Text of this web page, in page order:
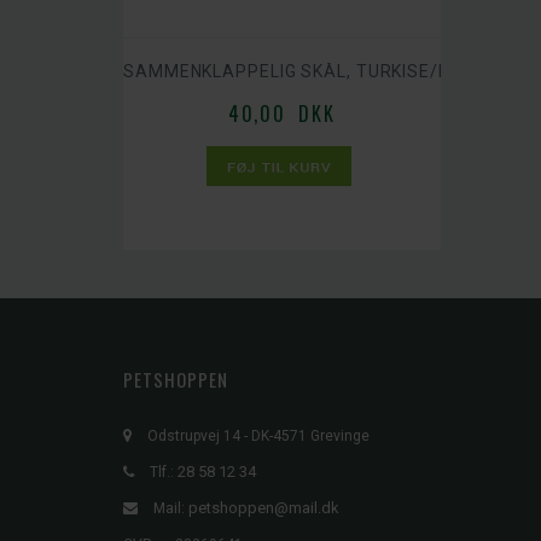
SAMMENKLAPPELIG SKÅL, TURKISE/BLÅ 550 ML
40,00 DKK
PETSHOPPEN
Odstrupvej 14 - DK-4571 Grevinge
Tlf.: 28 58 12 34
Mail: petshoppen@mail.dk